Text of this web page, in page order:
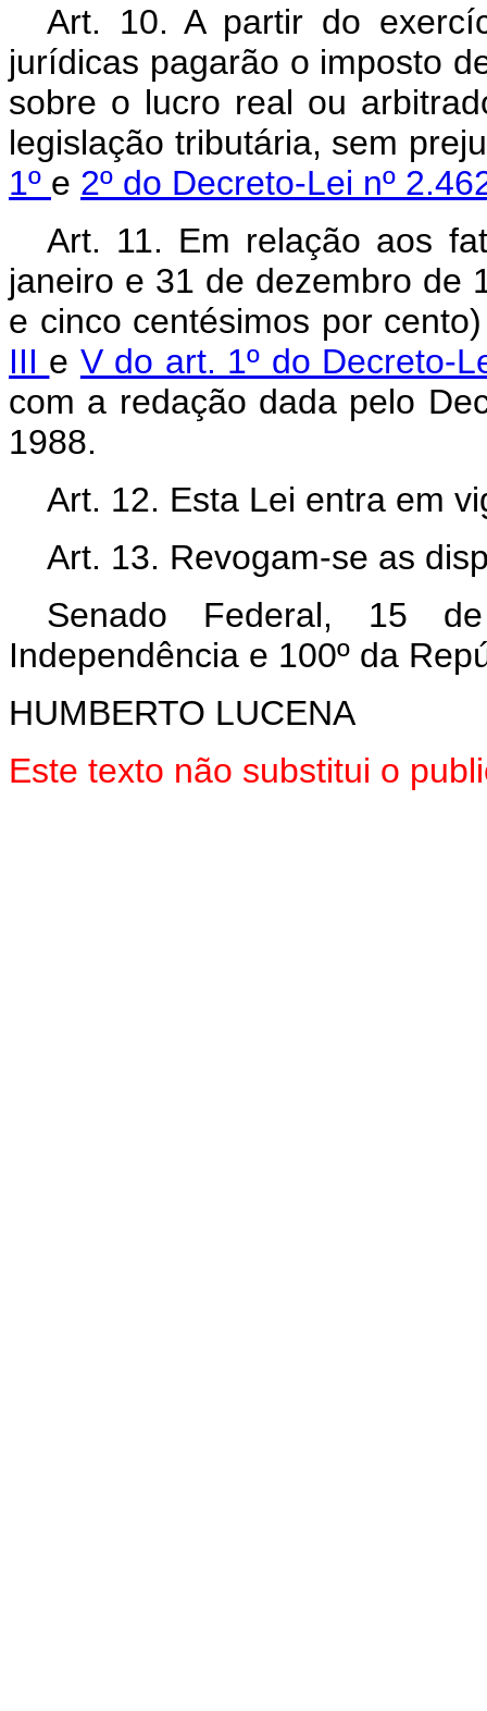
Art. 10. A partir do
jurídicas pagarão o imposto
sobre o lucro real ou
legislação tributária, sem
1º e 2º do Decreto-Lei nº
Art. 11. Em relação aos
janeiro e 31 de dezembro de
e cinco centésimos por
III e V do art. 1º do Decreto-
com a redação dada pelo
1988.
Art. 12. Esta Lei entra em
Art. 13. Revogam-se as
Senado Federal, 15
Independência e 100º da
HUMBERTO LUCENA
Este texto não substitui o